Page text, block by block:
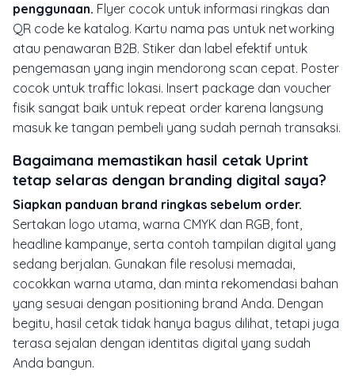
penggunaan. Flyer cocok untuk informasi ringkas dan
QR code ke katalog. Kartu nama pas untuk networking
atau penawaran B2B. Stiker dan label efektif untuk
pengemasan yang ingin mendorong scan cepat. Poster
cocok untuk traffic lokasi. Insert package dan voucher
fisik sangat baik untuk repeat order karena langsung
masuk ke tangan pembeli yang sudah pernah transaksi.
Bagaimana memastikan hasil cetak Uprint
tetap selaras dengan branding digital saya?
Siapkan panduan brand ringkas sebelum order.
Sertakan logo utama, warna CMYK dan RGB, font,
headline kampanye, serta contoh tampilan digital yang
sedang berjalan. Gunakan file resolusi memadai,
cocokkan warna utama, dan minta rekomendasi bahan
yang sesuai dengan positioning brand Anda. Dengan
begitu, hasil cetak tidak hanya bagus dilihat, tetapi juga
terasa sejalan dengan identitas digital yang sudah
Anda bangun.